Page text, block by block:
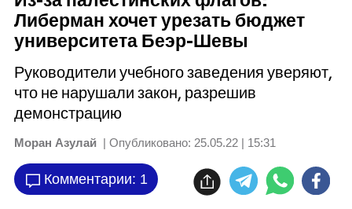
Либерман хочет урезать бюджет
университета Беэр-Шевы
Руководители учебного заведения уверяют,
что не нарушали закон, разрешив
демонстрацию
Моран Азулай | Опубликовано: 25.05.22 | 15:31
Комментарии: 1